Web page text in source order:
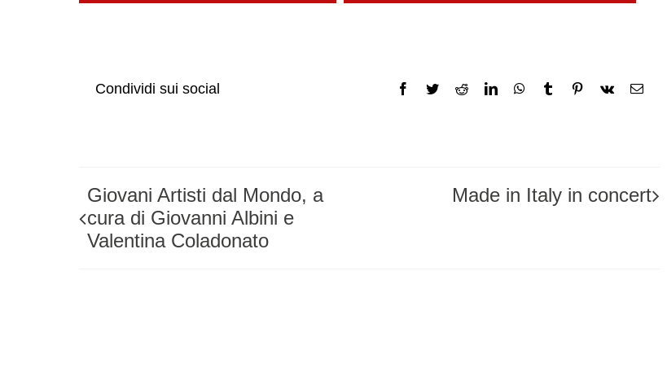
Condividi sui social Facebook
TwitterRedditLinkedInWhatsApp
Tumblr Pinterest
Vk Email
Giovani Artisti dal Mondo, a
cura di Giovanni Albini e
Valentina Coladonato
Made in Italy in concert